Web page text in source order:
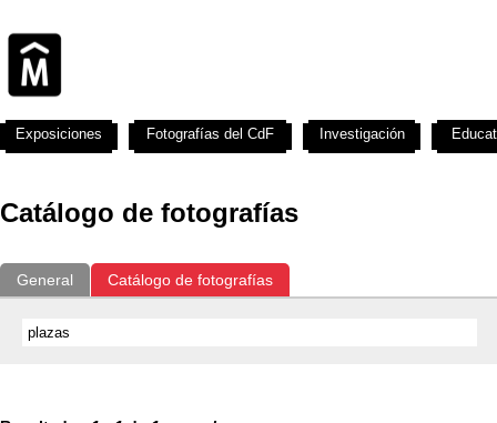
Catálogo de fotografías
General Catálogo de fotografías
Exposiciones Fotografías del CdF Investigación